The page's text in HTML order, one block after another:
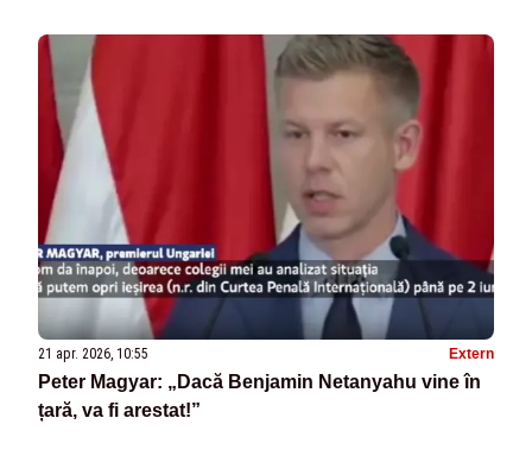
21 apr. 2026, 10:55 Extern
Peter Magyar: „Dacă Benjamin Netanyahu vine în
țară, va fi arestat!”